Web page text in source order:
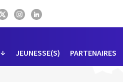
JEUNESSE(S) PARTENAIRES